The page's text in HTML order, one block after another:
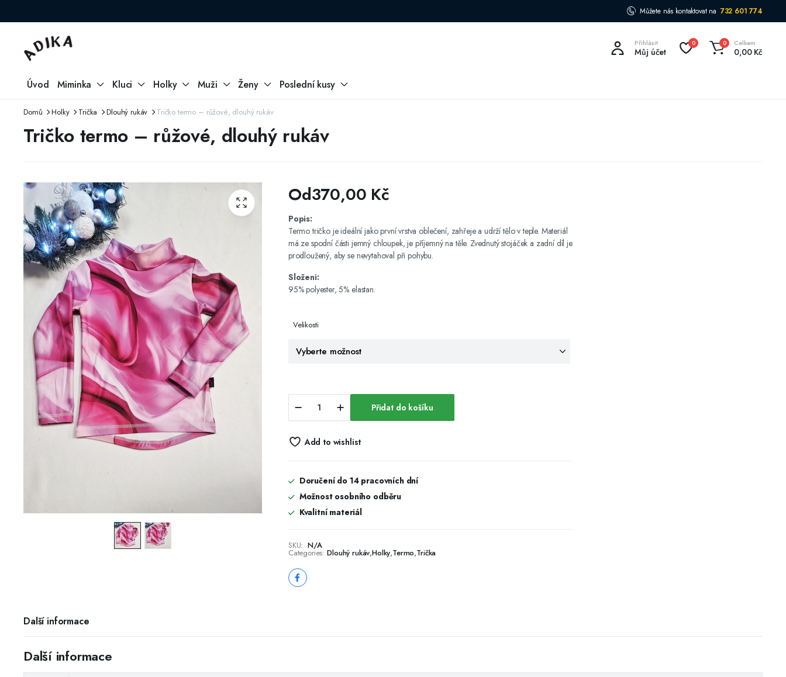
Můžete nás kontaktovat na 732 601 774
Přihlásit
Můj účet
0 0 Celkem
0,00 Kč
Úvod Miminka Kluci Holky Muži Ženy Poslední kusy
Domů Holky Trička Dlouhý rukáv Tričko termo – růžové, dlouhý rukáv
Tričko termo – růžové, dlouhý rukáv
Od370,00 Kč
Popis:
Termo tričko je ideální jako první vrstva oblečení, zahřeje a udrží tělo v teple. Materiál
má ze spodní části jemný chloupek, je příjemný na těle. Zvednutý stojáček a zadní díl je
prodloužený, aby se nevytahoval při pohybu.
Složeni:
95% polyester, 5% elastan.
Velikosti
termo
-
dlouhý
Přidat do košíku
Add to wishlist
Doručení do 14 pracovních dní
Možnost osobního odběru
Kvalitní materiál
SKU: N/A
Categories: Dlouhý rukáv,Holky,Termo,Trička
Další informace
Další informace